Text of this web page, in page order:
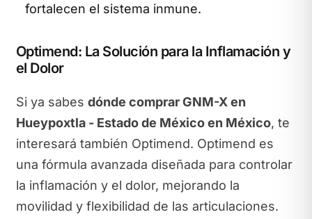
fortalecen el sistema inmune.
Optimend: La Solución para la Inflamación y
el Dolor
Si ya sabes dónde comprar GNM-X en
Hueypoxtla - Estado de México en México, te
interesará también Optimend. Optimend es
una fórmula avanzada diseñada para controlar
la inflamación y el dolor, mejorando la
movilidad y flexibilidad de las articulaciones.